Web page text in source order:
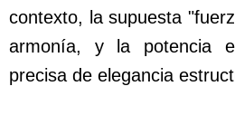
contexto, la supuesta
armonía, y la potencia
precisa de elegancia